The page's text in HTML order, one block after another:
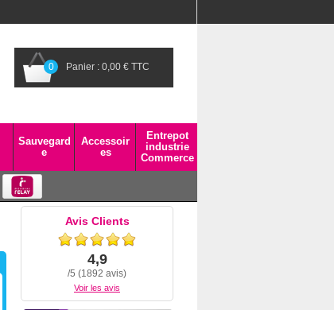
0 Panier : 0,00 € TTC
Sauvegard
e
Accessoir
es
Entrepot
industrie
Commerce
Avis Clients
4,9
/5 (1892 avis)
Voir les avis